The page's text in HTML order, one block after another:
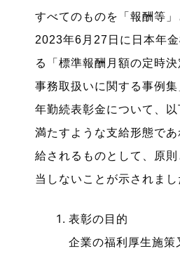
すべてのものを「報酬等」
2023年6月27日に日本年
る「標準報酬月額の定時
事務取扱いに関する事例
年勤続表彰金について、
満たすような支給形態で
給されるものとして、原
当しないことが示されまし
表彰の目的
企業の福利厚生施策